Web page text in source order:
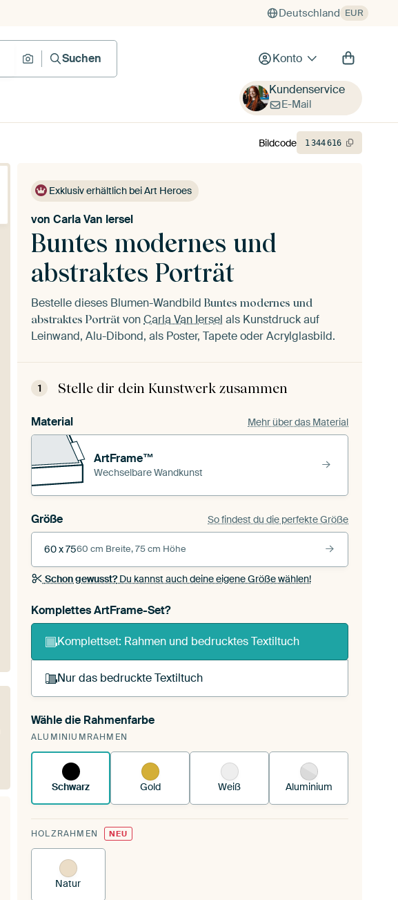
Deutschland EUR
Suche nach Bild
Suchen Konto
Kundenservice
E-Mail
Exklusiv erhältlich bei Art Heroes
Buntes modernes und
abstraktes Porträt
von Carla Van Iersel
Bestelle dieses Blumen-Wandbild Buntes modernes und
abstraktes Porträt vonCarla Van Iersel als Kunstdruck auf
Leinwand, Alu-Dibond, als Poster, Tapete oder Acrylglasbild.
1 Stelle dir dein Kunstwerk zusammen
Material Mehr über das Material
ArtFrame™
Wechselbare Wandkunst
Größe So findest du die perfekte Größe
60 x 7560 cm Breite, 75 cm Höhe
Schon gewusst?Du kannst auch deine eigene Größe wählen!
Komplettes ArtFrame-Set?
Komplettset: Rahmen und bedrucktes Textiltuch
Nur das bedruckte Textiltuch
Du spannst einen wechselbaren Textiltuch in deinen
vorhandenen ArtFrame™.
Wähle die Rahmenfarbe
ALUMINIUMRAHMEN
Schwarz Gold Weiß Aluminium
HOLZRAHMEN NEU
Natur
Bildcode 1344616